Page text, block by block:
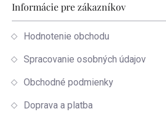
Informácie pre zákazníkov
Hodnotenie obchodu
Spracovanie osobných údajov
Obchodné podmienky
Doprava a platba